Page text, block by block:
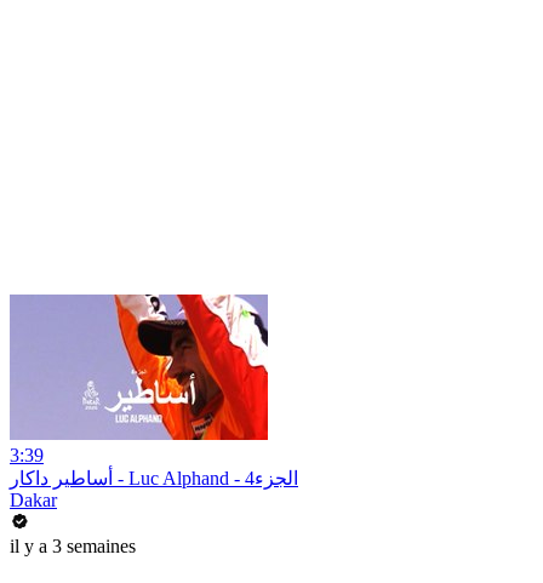
3:39
أساطير داكار - Luc Alphand - 4الجزء
Dakar
il y a 3 semaines